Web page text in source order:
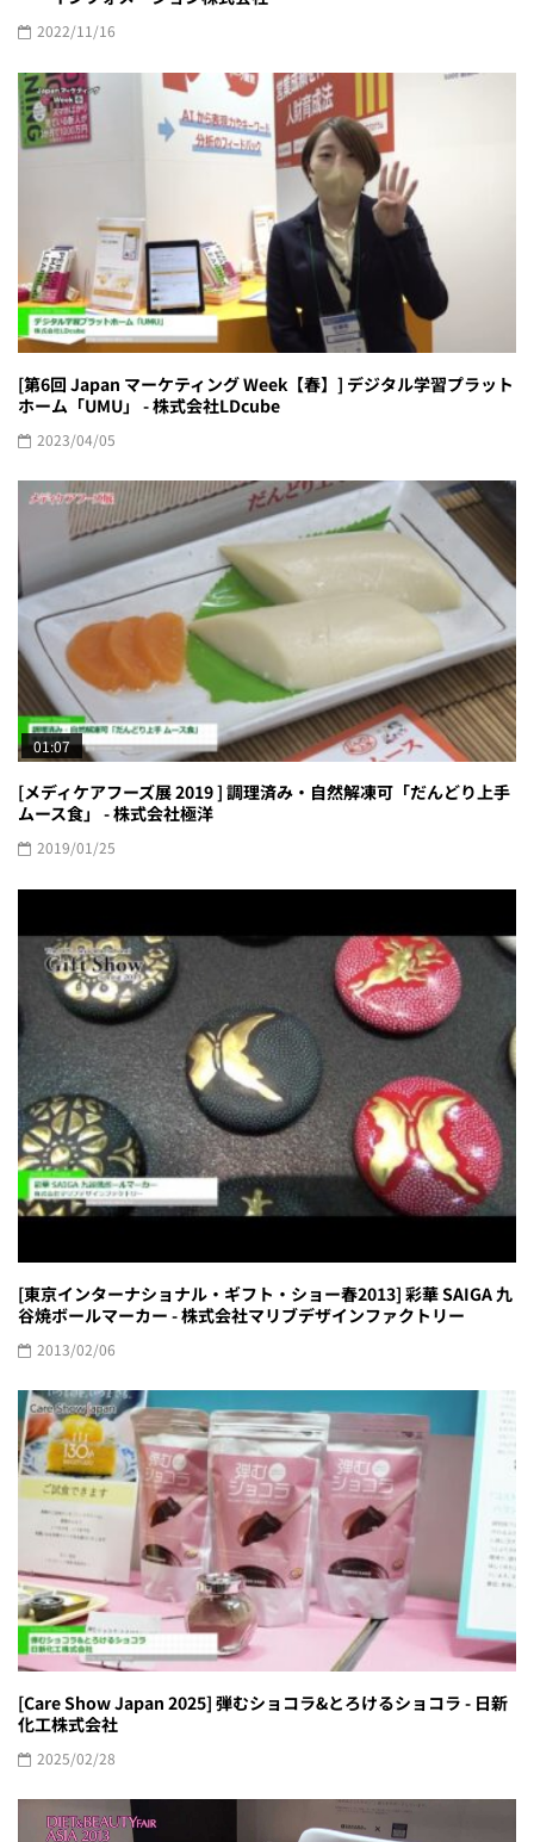
2022/11/16
[第6回 Japan マーケティング Week【春】] デジタル学習プラット
ホーム「UMU」 - 株式会社LDcube
2023/04/05
01:07
[メディケアフーズ展 2019 ] 調理済み・自然解凍可「だんどり上手
ムース食」 - 株式会社極洋
2019/01/25
[東京インターナショナル・ギフト・ショー春2013] 彩華 SAIGA 九
谷焼ボールマーカー - 株式会社マリブデザインファクトリー
2013/02/06
[Care Show Japan 2025] 弾むショコラ&とろけるショコラ - 日新
化工株式会社
2025/02/28